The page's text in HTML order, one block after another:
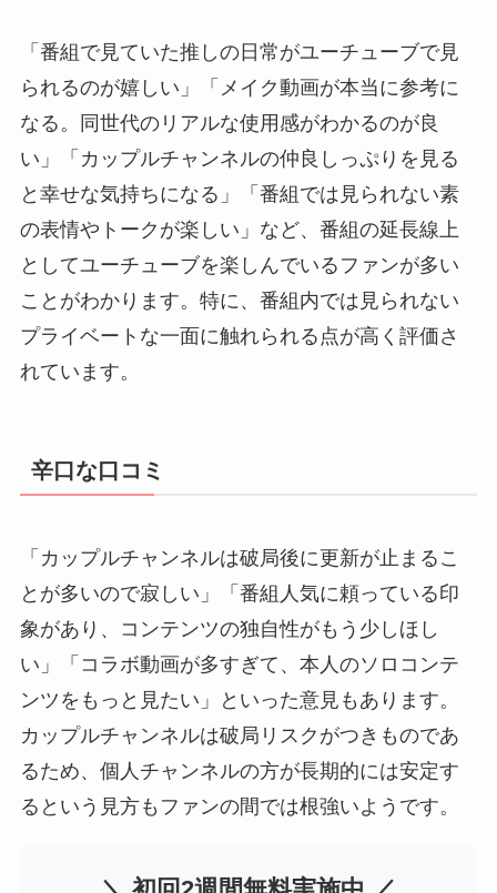
「番組で見ていた推しの日常がユーチューブで見
られるのが嬉しい」「メイク動画が本当に参考に
なる。同世代のリアルな使用感がわかるのが良
い」「カップルチャンネルの仲良しっぷりを見る
と幸せな気持ちになる」「番組では見られない素
の表情やトークが楽しい」など、番組の延長線上
としてユーチューブを楽しんでいるファンが多い
ことがわかります。特に、番組内では見られない
プライベートな一面に触れられる点が高く評価さ
れています。
辛口な口コミ
「カップルチャンネルは破局後に更新が止まるこ
とが多いので寂しい」「番組人気に頼っている印
象があり、コンテンツの独自性がもう少しほし
い」「コラボ動画が多すぎて、本人のソロコンテ
ンツをもっと見たい」といった意見もあります。
カップルチャンネルは破局リスクがつきものであ
るため、個人チャンネルの方が長期的には安定す
るという見方もファンの間では根強いようです。